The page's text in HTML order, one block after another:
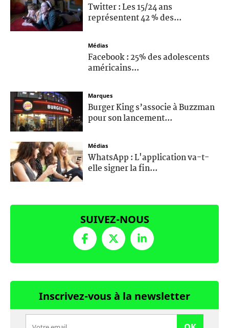
Twitter : Les 15/24 ans
représentent 42 % des...
Médias
Facebook : 25% des adolescents
américains...
Marques
Burger King s’associe à Buzzman
pour son lancement...
Médias
WhatsApp : L'application va-t-
elle signer la fin...
SUIVEZ-NOUS
Inscrivez-vous à la newsletter